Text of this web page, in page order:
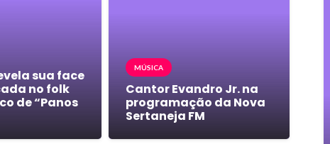
sua face
no folk
de “Panos
MÚSICA
Cantor Evandro Jr. na
programação da Nova
Sertaneja FM